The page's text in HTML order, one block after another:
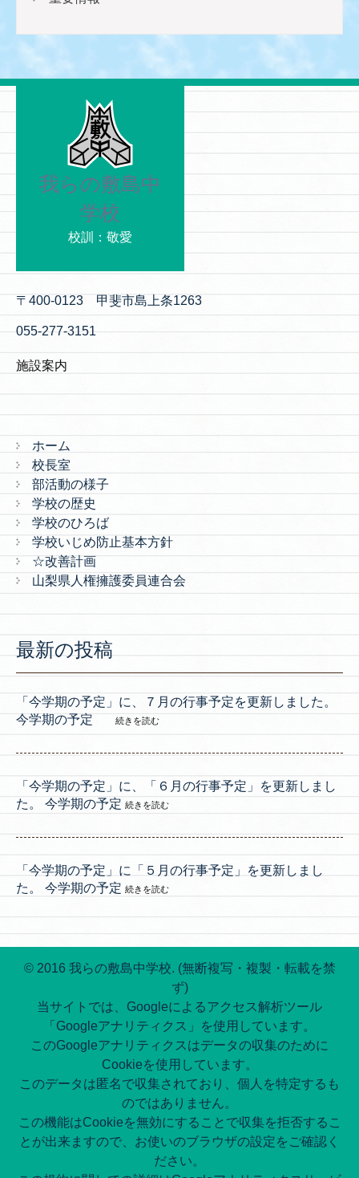
我らの敷島中
学校
校訓：敬愛
〒400-0123 甲斐市島上条1263
055-277-3151
施設案内
ホーム
校長室
部活動の様子
学校の歴史
学校のひろば
学校いじめ防止基本方針
☆改善計画
山梨県人権擁護委員連合会
最新の投稿
「今学期の予定」に、７月の行事予定を更新しました。
今学期の予定
続きを読む
「今学期の予定」に、「６月の行事予定」を更新しまし
た。 今学期の予定 続きを読む
「今学期の予定」に「５月の行事予定」を更新しまし
た。 今学期の予定 続きを読む
© 2016 我らの敷島中学校. (無断複写・複製・転載を禁
ず)
当サイトでは、Googleによるアクセス解析ツール
「Googleアナリティクス」を使用しています。
このGoogleアナリティクスはデータの収集のために
Cookieを使用しています。
このデータは匿名で収集されており、個人を特定するも
のではありません。
この機能はCookieを無効にすることで収集を拒否するこ
とが出来ますので、お使いのブラウザの設定をご確認く
ださい。